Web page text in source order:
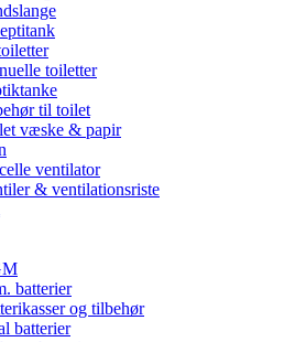
toiletter
til toilet
væske & papir
ventilator
& ventilationsriste
batterier
og tilbehør
batterier